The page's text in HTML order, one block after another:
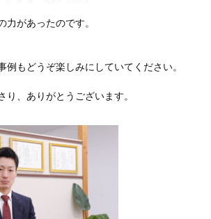
力があったのです。
例もどうぞ楽しみにしていてください。
り、ありがとうございます。